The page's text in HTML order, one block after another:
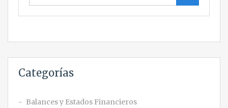
Categorías
Balances y Estados Financieros